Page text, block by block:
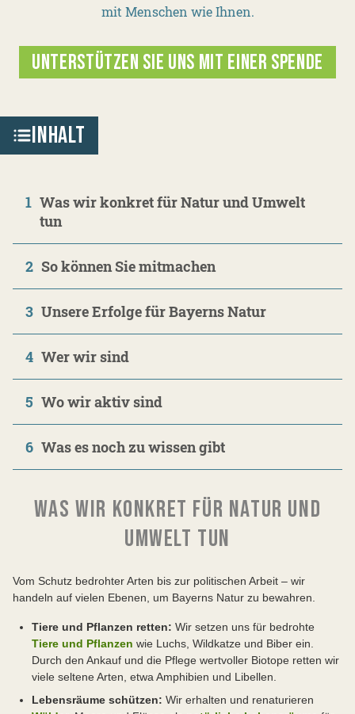
mit Menschen wie Ihnen.
UNTERSTÜTZEN SIE UNS MIT EINER SPENDE
INHALT
1 Was wir konkret für Natur und Umwelt
tun
2 So können Sie mitmachen
3 Unsere Erfolge für Bayerns Natur
4 Wer wir sind
5 Wo wir aktiv sind
6 Was es noch zu wissen gibt
WAS WIR KONKRET FÜR NATUR UND
UMWELT TUN
Vom Schutz bedrohter Arten bis zur politischen Arbeit – wir
handeln auf vielen Ebenen, um Bayerns Natur zu bewahren.
Tiere und Pflanzen retten: Wir setzen uns für bedrohte
Tiere und Pflanzen wie Luchs, Wildkatze und Biber ein.
Durch den Ankauf und die Pflege wertvoller Biotope retten wir
viele seltene Arten, etwa Amphibien und Libellen.
Lebensräume schützen: Wir erhalten und renaturieren